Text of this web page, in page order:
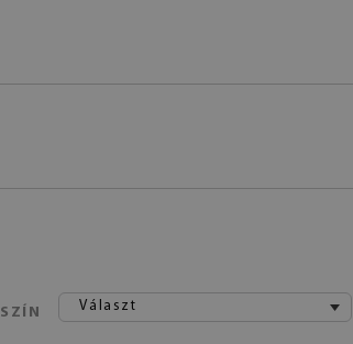
SZÍN Választ